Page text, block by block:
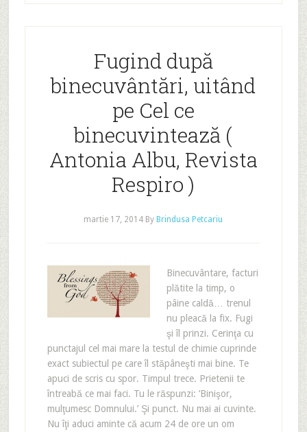
Fugind după
binecuvântări, uitând
pe Cel ce
binecuvintează (
Antonia Albu, Revista
Respiro )
martie 17, 2014 ByBrindusa Petcariu
Binecuvântare, facturi
plătite la timp, o
pâine caldă… trenul
nu pleacă la fix. Fugi
şi îl prinzi. Cerinţa cu
punctajul cel mai mare la testul de chimie cuprinde
exact subiectul pe care îl stăpâneşti mai bine. Te
apuci de scris cu spor. Timpul trece. Prietenii te
întreabă ce mai faci. Tu le răspunzi: ’Binişor,
mulţumesc Domnului.’ Şi punct. Nu mai ai cuvinte.
Nu îţi aduci aminte că acum 24 de ore un om